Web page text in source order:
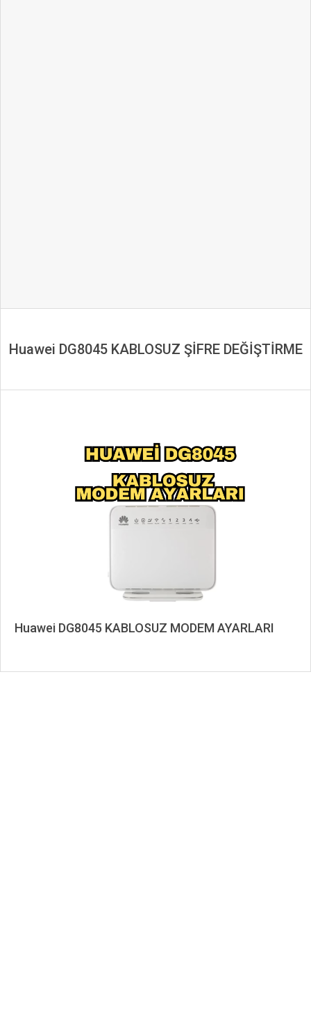
Huawei DG8045 KABLOSUZ ŞİFRE DEĞİŞTİRME
Huawei DG8045 KABLOSUZ MODEM AYARLARI